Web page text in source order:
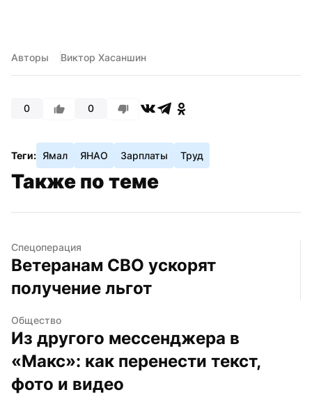
Авторы Виктор Хасаншин
0 0
Теги: Ямал ЯНАО Зарплаты Труд
Также по теме
Спецоперация
Ветеранам СВО ускорят
получение льгот
Общество
Из другого мессенджера в
«Макс»: как перенести текст,
фото и видео